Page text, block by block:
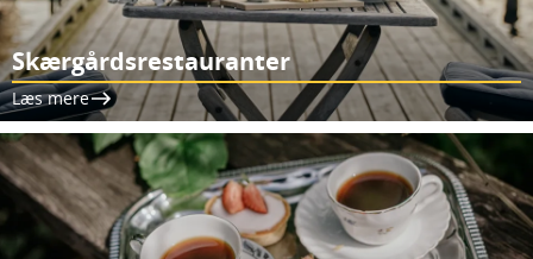
Skærgårdsrestauranter
Læs mere